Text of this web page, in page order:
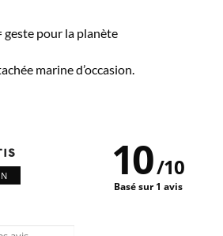
geste pour la planète
marine d’occasion.
10/10
Basé sur 1 avis